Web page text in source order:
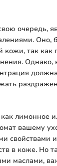
очередь,
Оно,
кожи, так как
Однако,
лимонное
вашему
свойствами
в коже. Но
маслами,